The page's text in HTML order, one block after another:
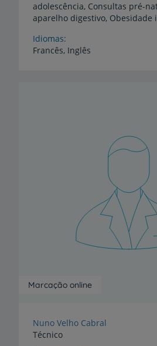
adolescência, Consultas pré-
aparelho digestivo, Obesidade
Idiomas
Francês, Inglês
Marcação online
Nuno Velho Cabral
Técnico